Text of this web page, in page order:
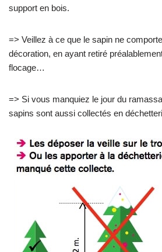
support en bois.
=> Veillez à ce que le sapin ne
décoration, en ayant retiré
flocage…
=> Si vous manquiez le jour du
sapins sont aussi collectés en